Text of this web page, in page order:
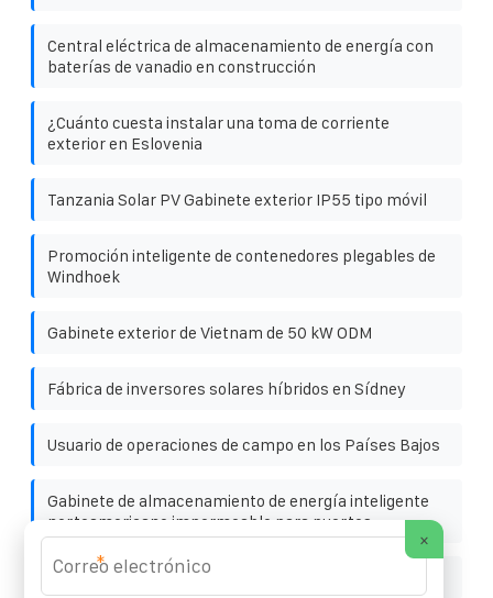
Central eléctrica de almacenamiento de energía con
baterías de vanadio en construcción
¿Cuánto cuesta instalar una toma de corriente
exterior en Eslovenia
Tanzania Solar PV Gabinete exterior IP55 tipo móvil
Promoción inteligente de contenedores plegables de
Windhoek
Gabinete exterior de Vietnam de 50 kW ODM
Fábrica de inversores solares híbridos en Sídney
Usuario de operaciones de campo en los Países Bajos
Gabinete de almacenamiento de energía inteligente
norteamericano impermeable para puertos
Soldadura de soportes fotovoltaicos distribuidos
×
*